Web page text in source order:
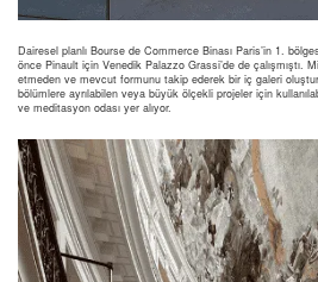
Dairesel planlı Bourse de Commerce Binası Paris’in 1.
önce Pinault için Venedik Palazzo Grassi’de de çalışmıştı.
etmeden ve mevcut formunu takip ederek bir iç galeri
bölümlere ayrılabilen veya büyük ölçekli projeler için
ve meditasyon odası yer alıyor.